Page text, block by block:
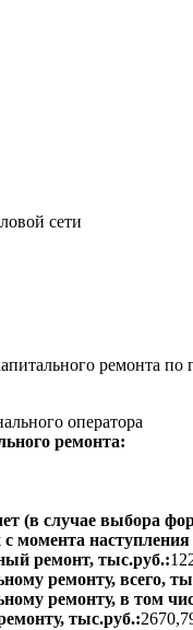
сети
ремонта по
оператора
ремонта:
(в случае выбора
наступления
ремонт, тыс.руб.:
ремонту, всего,
ремонту, в том
тыс.руб.: